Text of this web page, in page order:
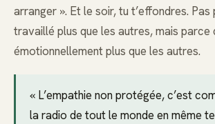
arranger ». Et le soir, tu t’effondres. Pas
travaillé plus que les autres, mais parce
émotionnellement plus que les autres.
« L’empathie non protégée, c’est
la radio de tout le monde en même